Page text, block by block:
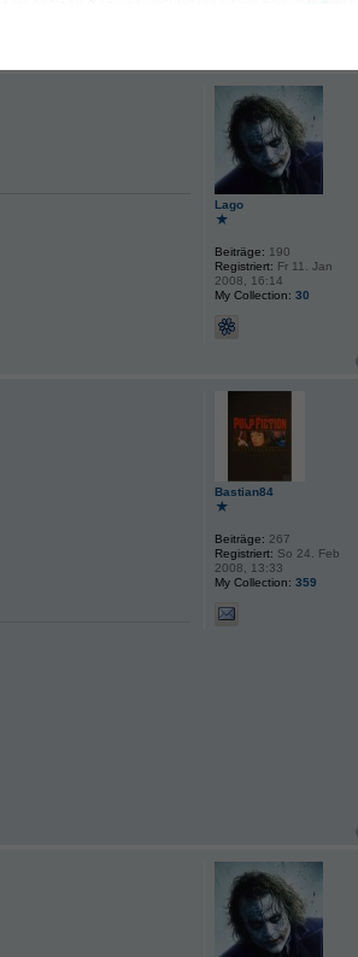
Lago
Beiträge: 190
Registriert: Fr 11. Jan
2008, 16:14
My Collection: 30
Bastian84
Beiträge: 267
Registriert: So 24. Feb
2008, 13:33
My Collection: 359